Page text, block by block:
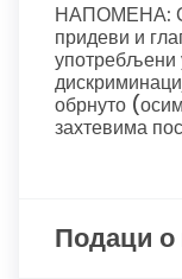
НАПОМЕНА:
придеви и
употребљени
обрнуто
захтевима
Подаци о